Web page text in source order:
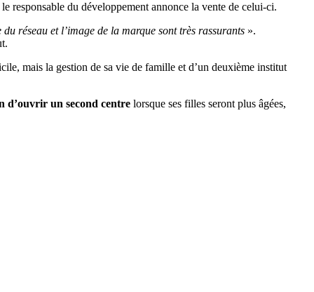
responsable du développement annonce la vente de celui-ci.
réseau et l’image de la marque sont très rassurants ».
mais la gestion de sa vie de famille et d’un deuxième institut
d’ouvrir un second centre lorsque ses filles seront plus âgées,